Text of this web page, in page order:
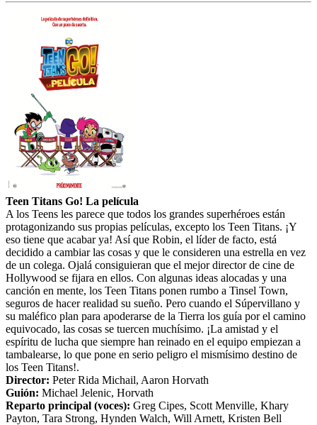
Teen Titans Go! La película
A los Teens les parece que todos los grandes superhéroes están
protagonizando sus propias películas, excepto los Teen Titans. ¡Y
eso tiene que acabar ya! Así que Robin, el líder de facto, está
decidido a cambiar las cosas y que le consideren una estrella en vez
de un colega. Ojalá consiguieran que el mejor director de cine de
Hollywood se fijara en ellos. Con algunas ideas alocadas y una
canción en mente, los Teen Titans ponen rumbo a Tinsel Town,
seguros de hacer realidad su sueño. Pero cuando el Súpervillano y
su maléfico plan para apoderarse de la Tierra los guía por el camino
equivocado, las cosas se tuercen muchísimo. ¡La amistad y el
espíritu de lucha que siempre han reinado en el equipo empiezan a
tambalearse, lo que pone en serio peligro el mismísimo destino de
los Teen Titans!.
Director: Peter Rida Michail, Aaron Horvath
Guión: Michael Jelenic, Horvath
Reparto principal (voces): Greg Cipes, Scott Menville, Khary
Payton, Tara Strong, Hynden Walch, Will Arnett, Kristen Bell